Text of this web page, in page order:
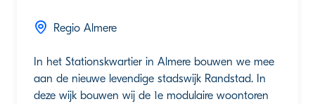
Regio Almere
In het Stationskwartier in Almere bouwen we mee
aan de nieuwe levendige stadswijk Randstad. In
deze wijk bouwen wij de 1e modulaire woontoren